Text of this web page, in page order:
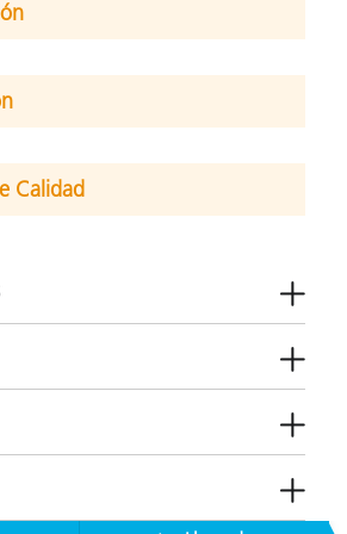
Calidad
para las siguientes
aplicaciones
empaques Textiles